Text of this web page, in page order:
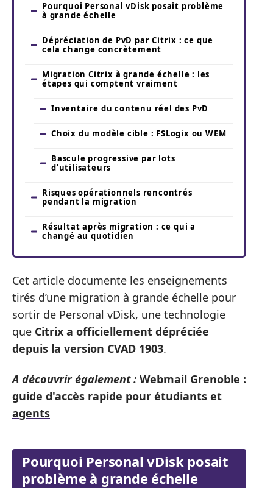
Pourquoi Personal vDisk posait problème
à grande échelle
Dépréciation de PvD par Citrix : ce que
cela change concrètement
Migration Citrix à grande échelle : les
étapes qui comptent vraiment
Inventaire du contenu réel des PvD
Choix du modèle cible : FSLogix ou WEM
Bascule progressive par lots
d’utilisateurs
Risques opérationnels rencontrés
pendant la migration
Résultat après migration : ce qui a
changé au quotidien
Cet article documente les enseignements
tirés d’une migration à grande échelle pour
sortir de Personal vDisk, une technologie
que Citrix a officiellement dépréciée
depuis la version CVAD 1903.
A découvrir également : Webmail Grenoble :
guide d'accès rapide pour étudiants et
agents
Pourquoi Personal vDisk posait
problème à grande échelle